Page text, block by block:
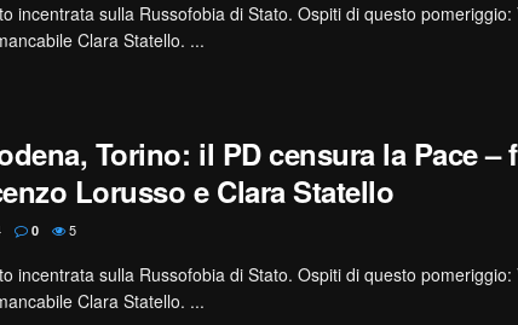
incentrata sulla Russofobia di Stato. Ospiti di questo
Clara Statello. ...
Torino: il PD censura la Pace –
Lorusso e Clara Statello
0 5
incentrata sulla Russofobia di Stato. Ospiti di questo
Clara Statello. ...